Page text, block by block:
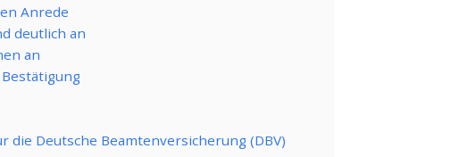
Anrede
deutlich an
an
Deutsche Beamtenversicherung (DBV)